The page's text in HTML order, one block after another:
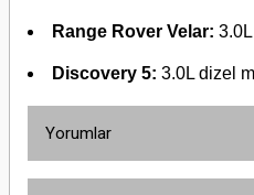
Range Rover Velar:
Discovery 5: 3.0L dizel
Yorumlar